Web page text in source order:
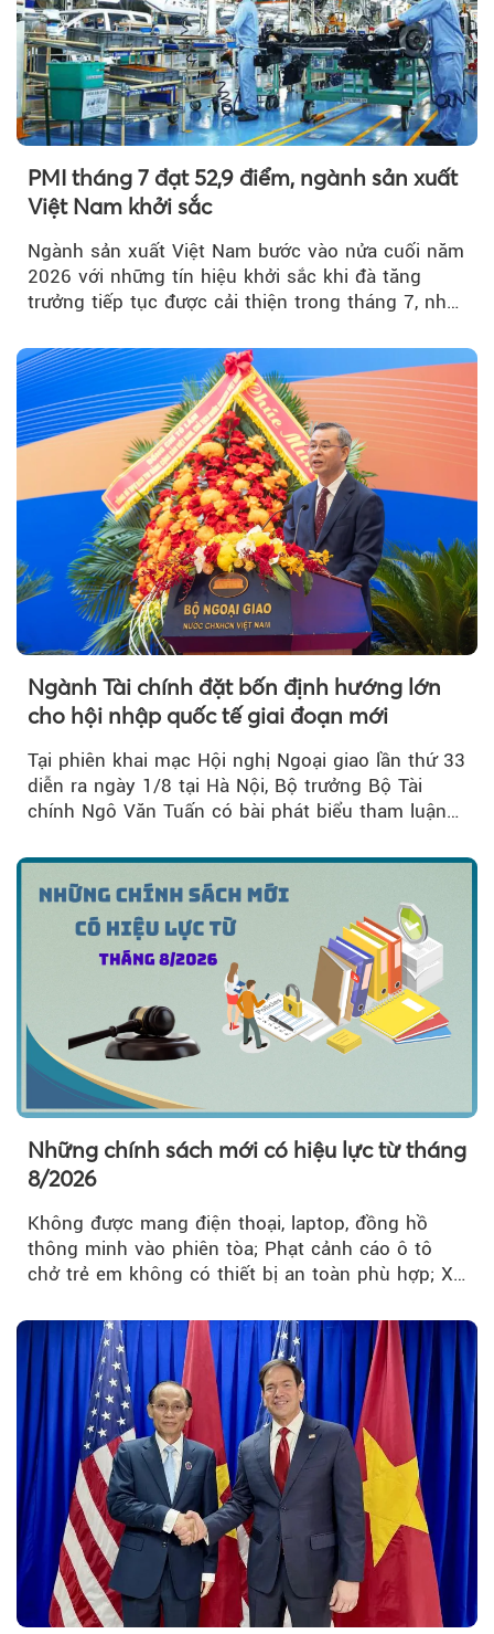
PMI tháng 7 đạt 52,9 điểm, ngành sản xuất
Việt Nam khởi sắc
Ngành sản xuất Việt Nam bước vào nửa cuối năm
2026 với những tín hiệu khởi sắc khi đà tăng
trưởng tiếp tục được cải thiện trong tháng 7, nhờ
nhiệt và niềm tin kinh doanh dần phục hồi.
Ngành Tài chính đặt bốn định hướng lớn
cho hội nhập quốc tế giai đoạn mới
Tại phiên khai mạc Hội nghị Ngoại giao lần thứ 33
diễn ra ngày 1/8 tại Hà Nội, Bộ trưởng Bộ Tài
chính Ngô Văn Tuấn có bài phát biểu tham luận
Những chính sách mới có hiệu lực từ tháng
8/2026
Không được mang điện thoại, laptop, đồng hồ
thông minh vào phiên tòa; Phạt cảnh cáo ô tô
chở trẻ em không có thiết bị an toàn phù hợp; Xe
với Bộ Công an… là những chính sách mới có
hiệu lực từ tháng 8/2026.